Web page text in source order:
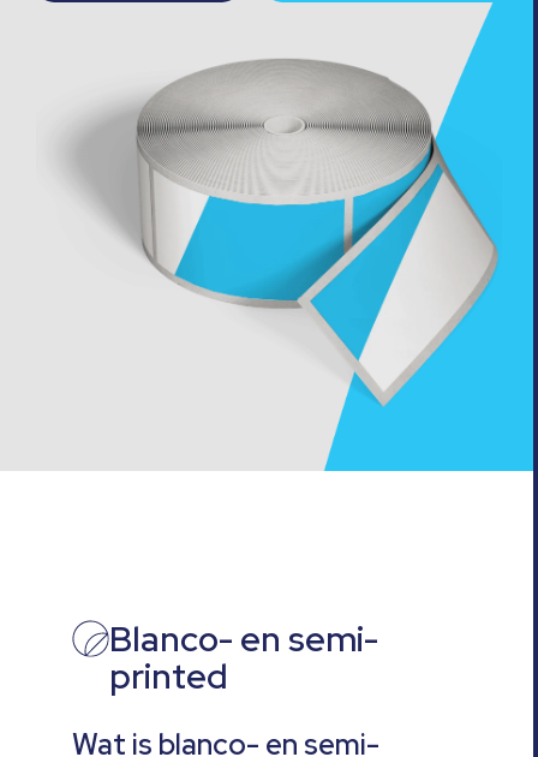
Blanco- en semi-
printed
Wat is blanco- en semi-